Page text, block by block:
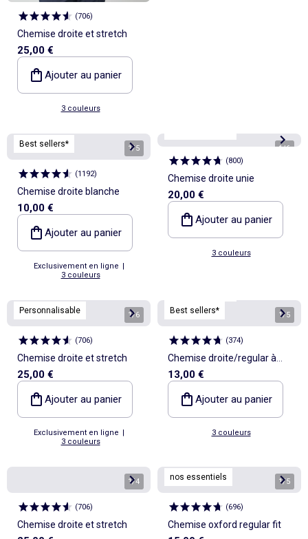
(706)
Chemise droite et stretch
25,00 €
Ajouter au panier
3 couleurs
Best sellers* 1/5
(1192)
Chemise droite blanche
10,00 €
Ajouter au panier
Exclusivement en ligne |
3 couleurs
1/6
(800)
Chemise droite unie
20,00 €
Ajouter au panier
3 couleurs
Personnalisable 1/6
(706)
Chemise droite et stretch
25,00 €
Ajouter au panier
Exclusivement en ligne |
3 couleurs
Best sellers*
1/5
(374)
Chemise droite/regular à
pois
13,00 €
Ajouter au panier
3 couleurs
1/4
(706)
Chemise droite et stretch
nos essentiels 1/5
(696)
Chemise oxford regular fit